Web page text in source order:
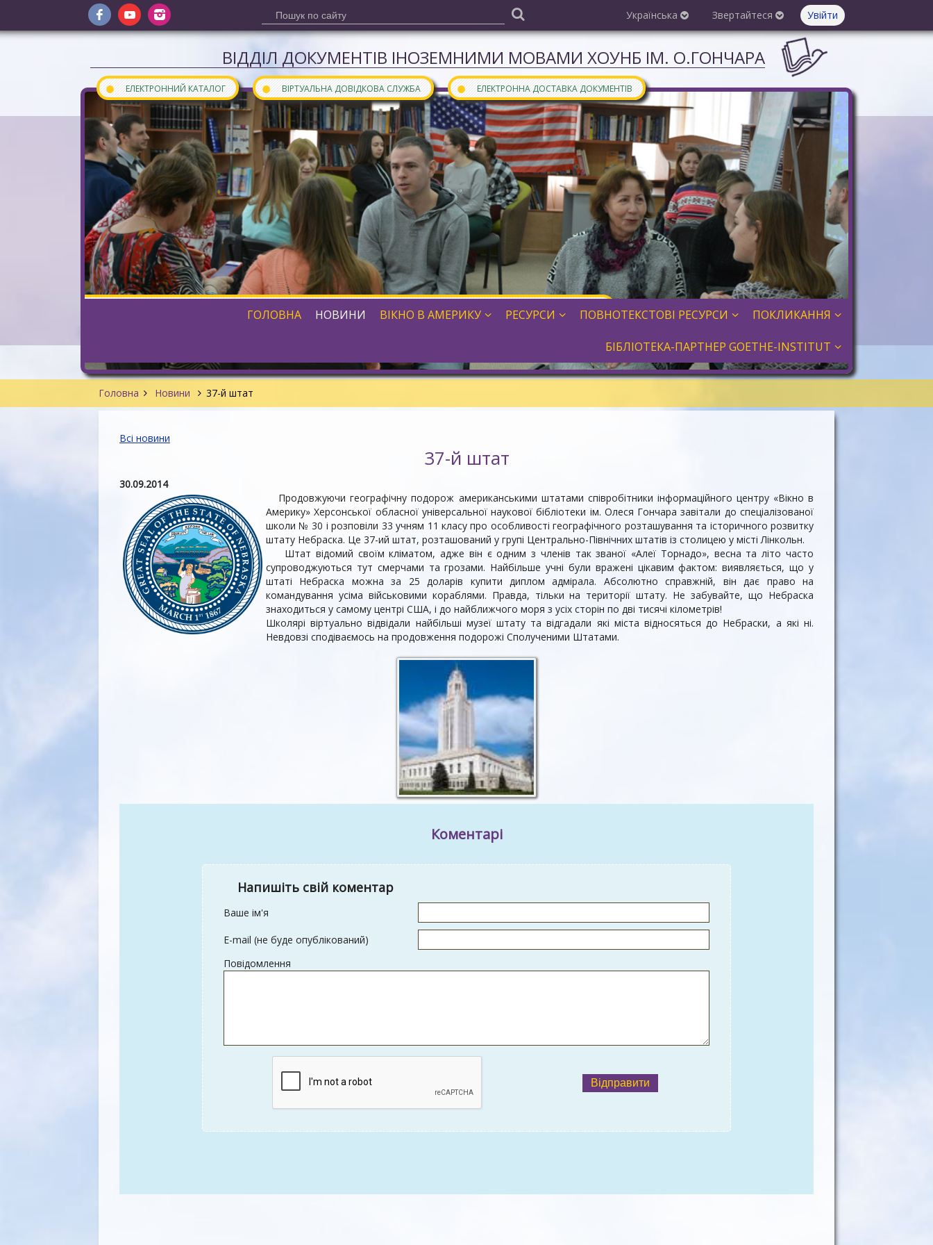
Українська Звертайтеся Увійти
ВІДДІЛ ДОКУМЕНТІВ ІНОЗЕМНИМИ МОВАМИ ХОУНБ ІМ. О.ГОНЧАРА
● ЕЛЕКТРОННИЙ КАТАЛОГ ● ВІРТУАЛЬНА ДОВІДКОВА СЛУЖБА ● ЕЛЕКТРОННА ДОСТАВКА ДОКУМЕНТІВ
Сайт відділу документів іноземними мовами є частиноюбібліотечного порталу
ГОЛОВНА НОВИНИ ВІКНО В АМЕРИКУ РЕСУРСИ ПОВНОТЕКСТОВІ РЕСУРСИ ПОКЛИКАННЯ
БІБЛІОТЕКА-ПАРТНЕР GOETHE-INSTITUT
Головна Новини 37-й штат
Всі новини
37-й штат
30.09.2014
Продовжуючи географічну подорож американськими штатами співробітники інформаційного центру «Вікно в
Америку» Херсонської обласної універсальної наукової бібліотеки ім. Олеся Гончара завітали до спеціалізованої
школи № 30 і розповіли 33 учням 11 класу про особливості географічного розташування та історичного розвитку
штату Небраска. Це 37-ий штат, розташований у групі Центрально-Північних штатів із столицею у місті Лінкольн.
Штат відомий своїм кліматом, адже він є одним з членів так званої «Алеї Торнадо», весна та літо часто
супроводжуються тут смерчами та грозами. Найбільше учні були вражені цікавим фактом: виявляється, що у
штаті Небраска можна за 25 доларів купити диплом адмірала. Абсолютно справжній, він дає право на
командування усіма військовими кораблями. Правда, тільки на території штату. Не забувайте, що Небраска
знаходиться у самому центрі США, і до найближчого моря з усіх сторін по дві тисячі кілометрів!
Школярі віртуально відвідали найбільші музеї штату та відгадали які міста відносяться до Небраски, а які ні.
Невдовзі сподіваємось на продовження подорожі Сполученими Штатами.
Коментарі
Напишіть свій коментар
Ваше ім'я
E-mail (не буде опублікований)
Повідомлення
Відправити